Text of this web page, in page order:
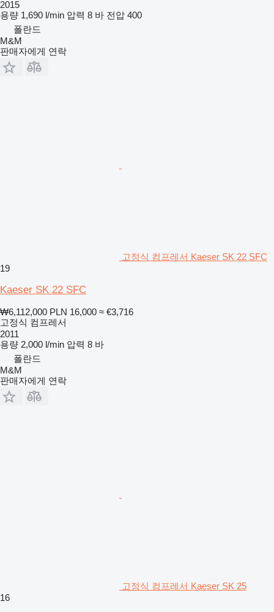
2015
용량 1,690 l/min 압력 8 바 전압 400
폴란드
M&M
판매자에게 연락
고정식 컴프레서 Kaeser SK 22 SFC
19
Kaeser SK 22 SFC
₩6,112,000 PLN 16,000 ≈ €3,716
고정식 컴프레서
2011
용량 2,000 l/min 압력 8 바
폴란드
M&M
판매자에게 연락
고정식 컴프레서 Kaeser SK 25
16